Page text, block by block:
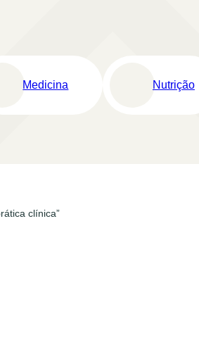
Medicina Nutrição
clínica”